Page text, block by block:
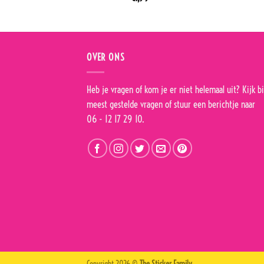
OVER ONS
Heb je vragen of kom je er niet helemaal uit? Kijk
meest gestelde vragen of stuur een berichtje naar
06 - 12 17 29 10.